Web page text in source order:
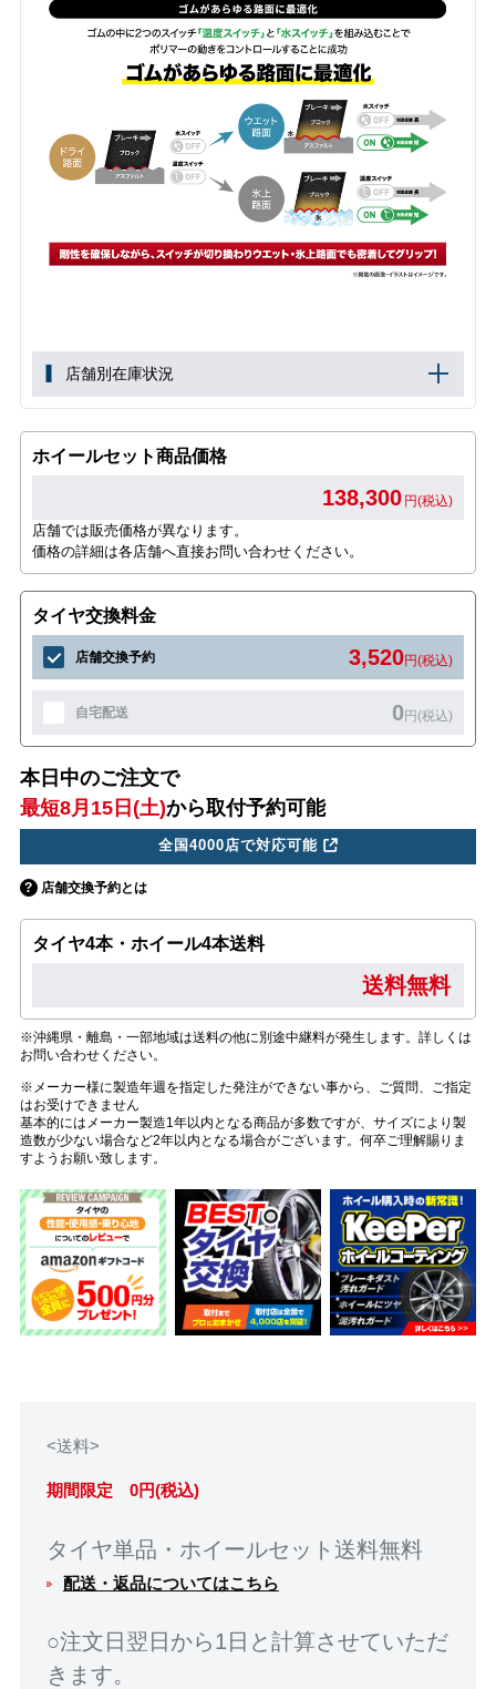
店舗別在庫状況
ホイールセット商品価格
138,300 円(税込)
店舗では販売価格が異なります。
価格の詳細は各店舗へ直接お問い合わせください。
タイヤ交換料金
店舗交換予約 3,520円(税込)
自宅配送 0円(税込)
本日中のご注文で
最短8月15日(土)から取付予約可能
全国4000店で対応可能
店舗交換予約とは
タイヤ4本・ホイール4本送料
送料無料
※沖縄県・離島・一部地域は送料の他に別途中継料が発生します。詳しくは
お問い合わせください。
※メーカー様に製造年週を指定した発注ができない事から、ご質問、ご指定
はお受けできません
基本的にはメーカー製造1年以内となる商品が多数ですが、サイズにより製
造数が少ない場合など2年以内となる場合がございます。何卒ご理解賜りま
すようお願い致します。
<送料>
期間限定 0円(税込)
タイヤ単品・ホイールセット送料無料
配送・返品についてはこちら
○注文日翌日から1日と計算させていただ
きます。